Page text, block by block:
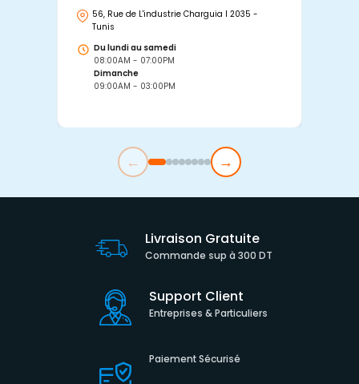
56, Rue de L'industrie Charguia I 2035 -
Tunis
Du lundi au samedi
08:00AM - 07:00PM
Dimanche
09:00AM - 03:00PM
← →
Livraison Gratuite
Commande sup à 300 DT
Support Client
Entreprises & Particuliers
Paiement Sécurisé